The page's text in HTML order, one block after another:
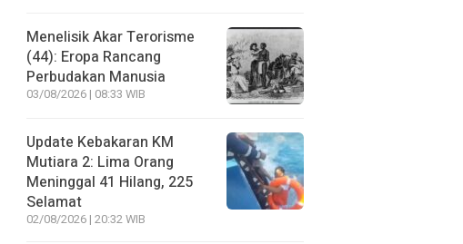
Menelisik Akar Terorisme
(44): Eropa Rancang
Perbudakan Manusia
03/08/2026 | 08:33 WIB
Update Kebakaran KM
Mutiara 2: Lima Orang
Meninggal 41 Hilang, 225
Selamat
02/08/2026 | 20:32 WIB